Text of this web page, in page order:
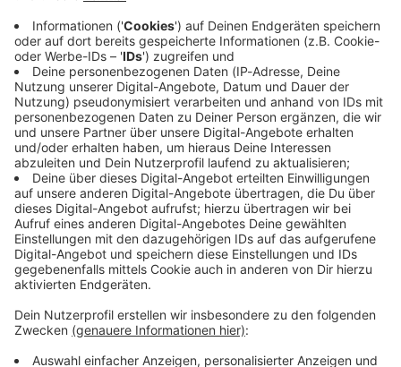
Immer auf dem Laufenden
bleiben!
Verpass' nichts mehr - mit unserem kostenlosen
ANTENNE BAYERN Newsletter. Ob Nachrichten,
Lifestyle oder unsere neuesten Aktionen - wir
informieren dich.